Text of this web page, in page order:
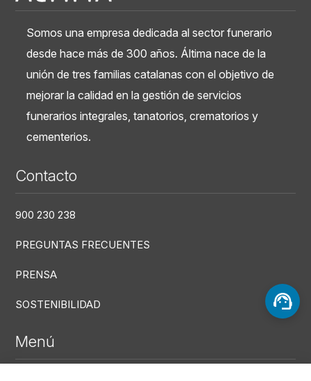
Somos una empresa dedicada al sector funerario
desde hace más de 300 años. Áltima nace de la
unión de tres familias catalanas con el objetivo de
mejorar la calidad en la gestión de servicios
funerarios integrales, tanatorios, crematorios y
cementerios.
Contacto
900 230 238
PREGUNTAS FRECUENTES
PRENSA
SOSTENIBILIDAD
Menú